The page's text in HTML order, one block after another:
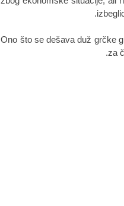
"Ono što se dešava duž grčke
za